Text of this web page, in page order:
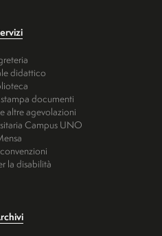
didattico
documenti
altre agevolazioni
Campus UNO
la disabilità